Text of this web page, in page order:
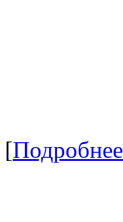
[Подробнее